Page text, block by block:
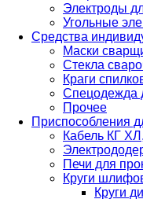
Электроды
Угольные
Средства
Маски
Стекла
Краги
Спецодежда
Прочее
Приспособления
Кабель КГ
Печи для
Круги
Круги